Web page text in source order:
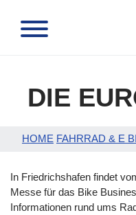
DIE
HOME FAHRRAD & E
In Friedrichshafen findet
Messe für das Bike
Informationen rund ums